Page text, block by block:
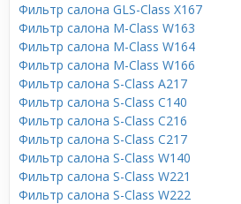
Фильтр салона GLS-Class X167
Фильтр салона M-Class W163
Фильтр салона M-Class W164
Фильтр салона M-Class W166
Фильтр салона S-Class A217
Фильтр салона S-Class C140
Фильтр салона S-Class C216
Фильтр салона S-Class C217
Фильтр салона S-Class W140
Фильтр салона S-Class W221
Фильтр салона S-Class W222